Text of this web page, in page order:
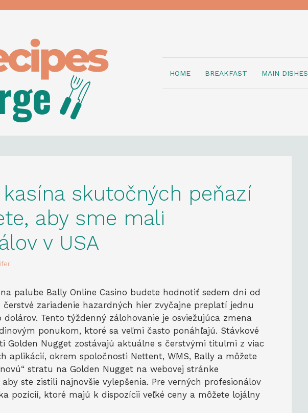
HOME BREAKFAST MAIN DISHES
kasína skutočných peňazí
aby sme mali
v USA
palube Bally Online Casino budete hodnotiť sedem dní od
čerstvé zariadenie hazardných hier zvyčajne preplatí jednu
Tento týždenný zálohovanie je osviežujúca zmena
ponukom, ktoré sa veľmi často ponáhľajú. Stávkové
Golden Nugget zostávajú aktuálne s čerstvými titulmi z viac
aplikácií, okrem spoločnosti Nettent, WMS, Bally a môžete
stratu na Golden Nugget na webovej stránke
ste zistili najnovšie vylepšenia. Pre verných profesionálov
pozícií, ktoré majú k dispozícii veľké ceny a môžete lojálny